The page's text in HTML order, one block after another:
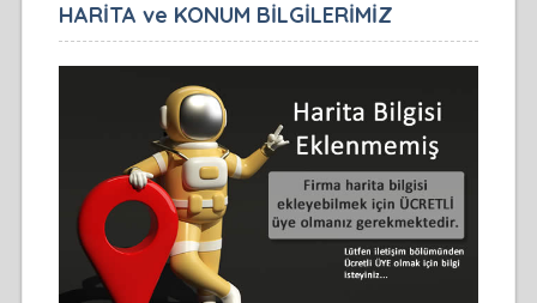
HARİTA ve KONUM BİLGİLERİMİZ